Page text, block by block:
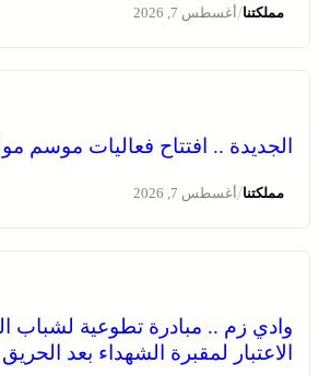
مملكتنا/أغسطس 7, 2026
الجديدة .. افتتاح فعاليات موسم
مملكتنا/أغسطس 7, 2026
وادي زم .. مبادرة تطوعية لشباب
الاعتبار لمقبرة الشهداء بعد الحريق
الجديدة .. افتتاح فعاليات موسم مولاي عبد